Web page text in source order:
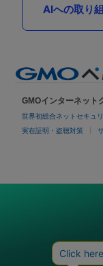
AIへの取り
GMOインターネット
世界初総合ネットセキュ
実在証明・盗聴対策